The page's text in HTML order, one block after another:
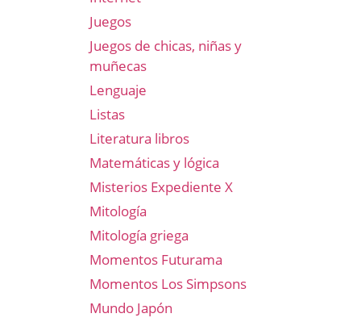
Juegos
Juegos de chicas, niñas y
muñecas
Lenguaje
Listas
Literatura libros
Matemáticas y lógica
Misterios Expediente X
Mitología
Mitología griega
Momentos Futurama
Momentos Los Simpsons
Mundo Japón